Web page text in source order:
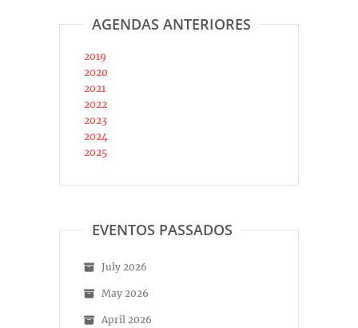
AGENDAS ANTERIORES
2019
2020
2021
2022
2023
2024
2025
EVENTOS PASSADOS
July 2026
May 2026
April 2026